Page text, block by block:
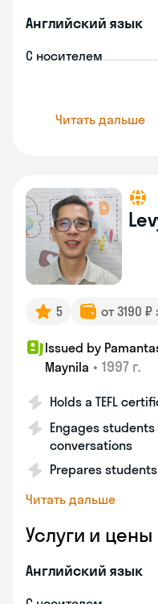
Английский язык
С носителем
Читать дальше
5 от 3190
Issued by
Maynila • 1997 г.
Holds a TEFL
Engages
conversations
Prepares
Читать дальше
Услуги и цены
Английский язык